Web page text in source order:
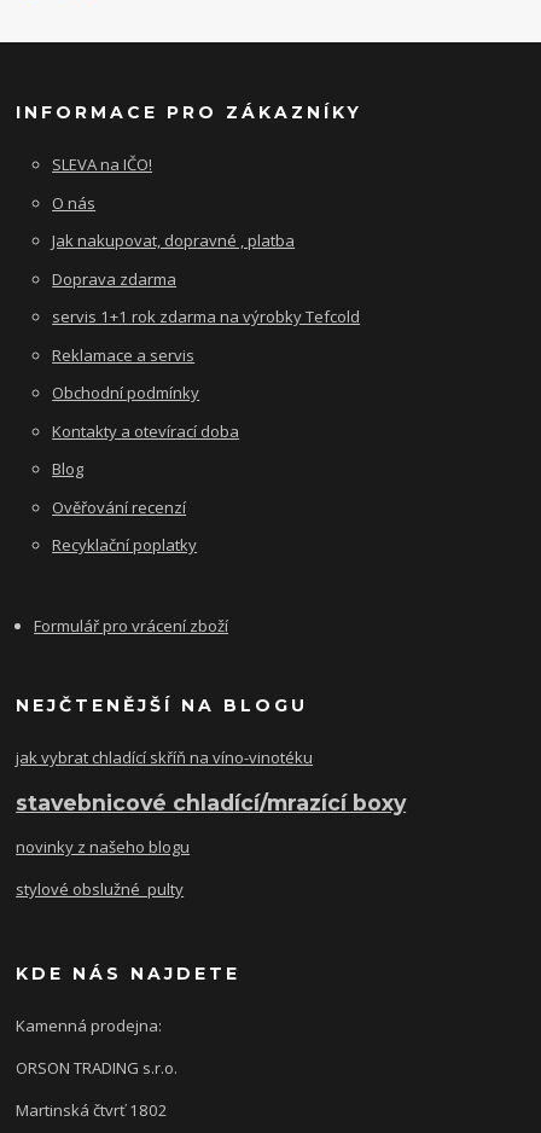
INFORMACE PRO ZÁKAZNÍKY
SLEVA na IČO!
O nás
Jak nakupovat, dopravné , platba
Doprava zdarma
servis 1+1 rok zdarma na výrobky Tefcold
Reklamace a servis
Obchodní podmínky
Kontakty a otevírací doba
Blog
Ověřování recenzí
Recyklační poplatky
Formulář pro vrácení zboží
NEJČTENĚJŠÍ NA BLOGU
jak vybrat chladící skříň na víno-vinotéku
stavebnicové chladící/mrazící boxy
novinky z našeho blogu
stylové obslužné pulty
KDE NÁS NAJDETE
Kamenná prodejna:
ORSON TRADING s.r.o.
Martinská čtvrť 1802